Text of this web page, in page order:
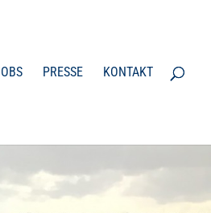
PRESSE KON­TAKT